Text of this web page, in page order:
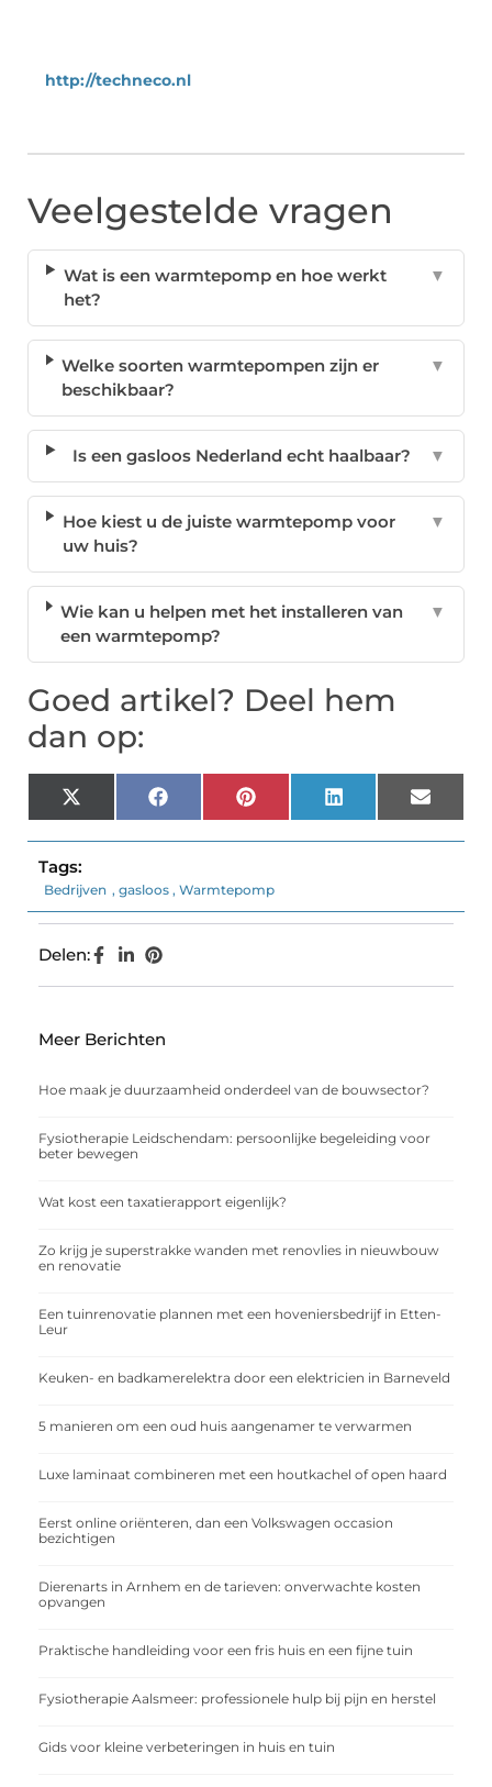
http://techneco.nl
Veelgestelde vragen
Wat is een warmtepomp en hoe werkt
het?
▼
Welke soorten warmtepompen zijn er
beschikbaar?
▼
Is een gasloos Nederland echt haalbaar? ▼
Hoe kiest u de juiste warmtepomp voor
uw huis?
▼
Wie kan u helpen met het installeren van
een warmtepomp?
▼
Goed artikel? Deel hem
dan op:
X
(Twitter)
FacebookPinterest LinkedIn Email
Tags:
Bedrijven , gasloos , Warmtepomp
Delen:
Meer Berichten
Hoe maak je duurzaamheid onderdeel van de bouwsector?
Fysiotherapie Leidschendam: persoonlijke begeleiding voor
beter bewegen
Wat kost een taxatierapport eigenlijk?
Zo krijg je superstrakke wanden met renovlies in nieuwbouw
en renovatie
Een tuinrenovatie plannen met een hoveniersbedrijf in Etten-
Leur
Keuken- en badkamerelektra door een elektricien in Barneveld
5 manieren om een oud huis aangenamer te verwarmen
Luxe laminaat combineren met een houtkachel of open haard
Eerst online oriënteren, dan een Volkswagen occasion
bezichtigen
Dierenarts in Arnhem en de tarieven: onverwachte kosten
opvangen
Praktische handleiding voor een fris huis en een fijne tuin
Fysiotherapie Aalsmeer: professionele hulp bij pijn en herstel
Gids voor kleine verbeteringen in huis en tuin